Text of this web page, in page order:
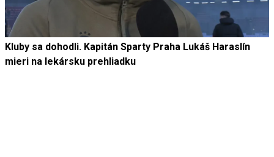
Kluby sa dohodli. Kapitán Sparty Praha Lukáš Haraslín
mieri na lekársku prehliadku